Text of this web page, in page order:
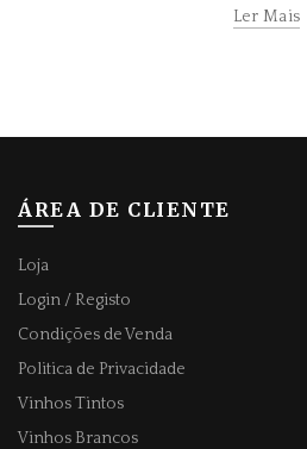
Ler Mais
ÁREA DE CLIENTE
Loja
Login / Registo
Condições de Venda
Politica de Privacidade
Vinhos Tintos
Vinhos Brancos